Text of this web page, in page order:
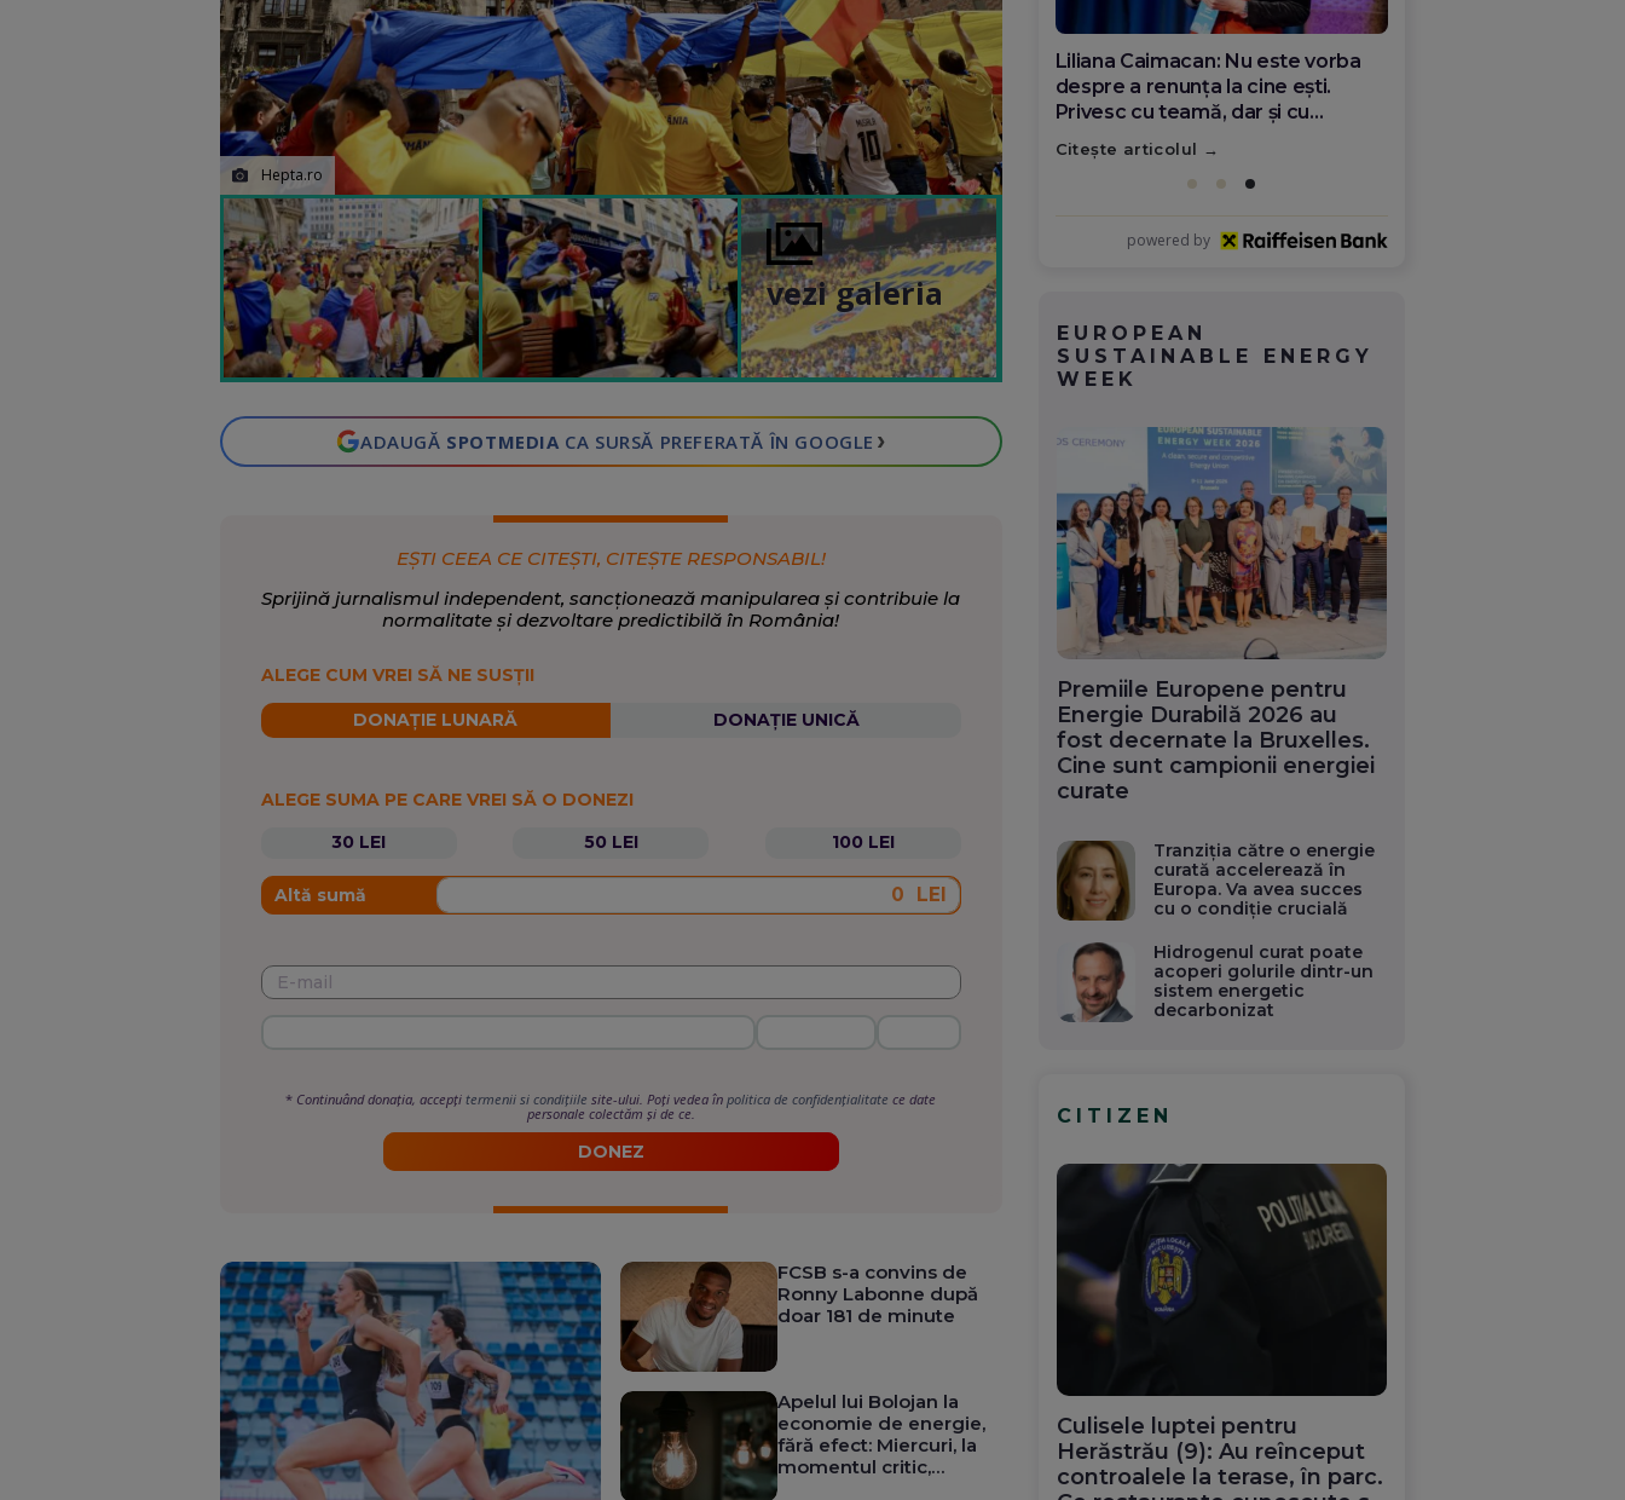
Hepta.ro
vezi galeria
ADAUGĂ SPOTMEDIA CA SURSĂ PREFERATĂ ÎN GOOGLE ›
EȘTI CEEA CE CITEȘTI, CITEȘTE RESPONSABIL!
Sprijină jurnalismul independent, sancționează manipularea și contribuie la
normalitate și dezvoltare predictibilă în România!
ALEGE CUM VREI SĂ NE SUSȚII
DONAȚIE LUNARĂ DONAȚIE UNICĂ
ALEGE SUMA PE CARE VREI SĂ O DONEZI
30 LEI
50 LEI 100 LEI
Altă sumă LEI
* Continuând donația, accepțitermenii si condițiile site-ului. Poți vedea înpolitica de confidențialitate ce date
personale colectăm și de ce.
DONEZ
FCSB s-a convins de
Ronny Labonne după
doar 181 de minute
Apelul lui Bolojan la
economie de energie,
fără efect: Miercuri, la
momentul critic,
Diana Olar, românca de la Google
care demonstrează că diaspora
poate schimba România
Citește articolul
powered by
EUROPEAN
SUSTAINABLE ENERGY
WEEK
Premiile Europene pentru
Energie Durabilă 2026 au
fost decernate la Bruxelles.
Cine sunt campionii energiei
curate
Tranziția către o energie
curată accelerează în
Europa. Va avea succes
cu o condiție crucială
Hidrogenul curat poate
acoperi golurile dintr-un
sistem energetic
decarbonizat
CITIZEN
Culisele luptei pentru
Herăstrău (9): Au reînceput
controalele la terase, în parc.